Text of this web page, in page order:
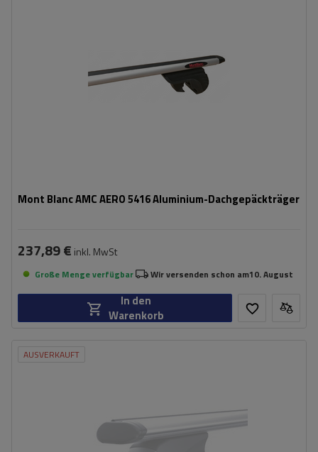
Mont Blanc AMC AERO 5416 Aluminium-Dachgepäckträger
237,89 € inkl. MwSt
Große Menge verfügbar Wir versenden schon am10. August
In den
Warenkorb
AUSVERKAUFT